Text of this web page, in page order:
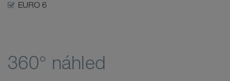
EURO 6
360° náhled